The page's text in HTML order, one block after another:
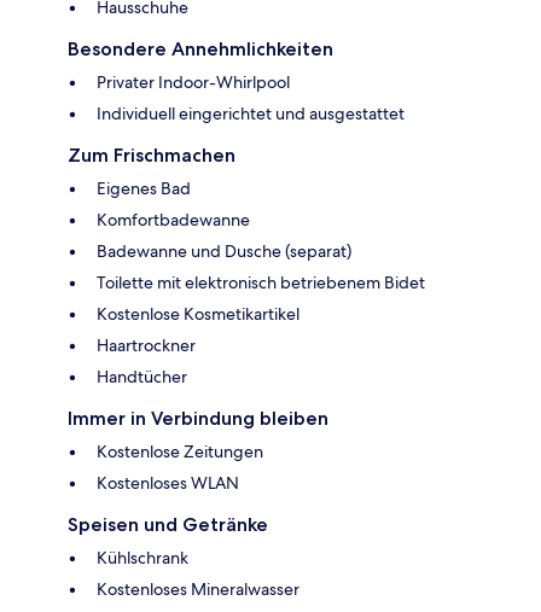
Hausschuhe
Besondere Annehmlichkeiten
Privater Indoor-Whirlpool
Individuell eingerichtet und ausgestattet
Zum Frischmachen
Eigenes Bad
Komfortbadewanne
Badewanne und Dusche (separat)
Toilette mit elektronisch betriebenem Bidet
Kostenlose Kosmetikartikel
Haartrockner
Handtücher
Immer in Verbindung bleiben
Kostenlose Zeitungen
Kostenloses WLAN
Speisen und Getränke
Kühlschrank
Kostenloses Mineralwasser